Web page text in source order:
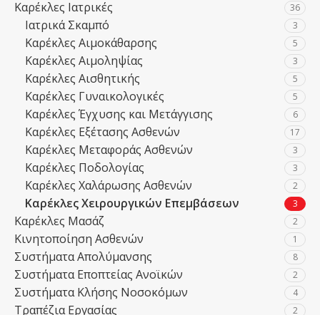
Καρέκλες Ιατρικές 36
Ιατρικά Σκαμπό 3
Καρέκλες Αιμοκάθαρσης 5
Καρέκλες Αιμοληψίας 3
Καρέκλες Αισθητικής 5
Καρέκλες Γυναικολογικές 5
Καρέκλες Έγχυσης και Μετάγγισης 6
Καρέκλες Εξέτασης Ασθενών 17
Καρέκλες Μεταφοράς Ασθενών 3
Καρέκλες Ποδολογίας 3
Καρέκλες Χαλάρωσης Ασθενών 2
Καρέκλες Χειρουργικών Επεμβάσεων 3
Καρέκλες Μασάζ 2
Κινητοποίηση Ασθενών 1
Συστήματα Απολύμανσης 8
Συστήματα Εποπτείας Ανοϊκών 2
Συστήματα Κλήσης Νοσοκόμων 4
Τραπέζια Εργασίας 2